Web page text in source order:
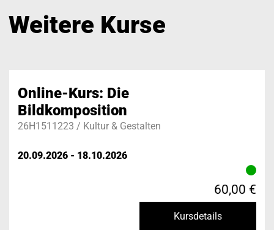
Weitere Kurse
Online-Kurs: Die
Bildkomposition
26H1511223 / Kultur & Gestalten
20.09.2026 - 18.10.2026
60,00 €
Kursdetails